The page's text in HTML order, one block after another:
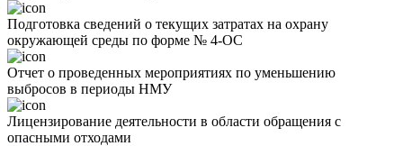
Подготовка сведений о текущих затратах на охрану
окружающей среды по форме № 4-ОС
Отчет о проведенных мероприятиях по уменьшению
выбросов в периоды НМУ
Лицензирование деятельности в области обращения с
опасными отходами